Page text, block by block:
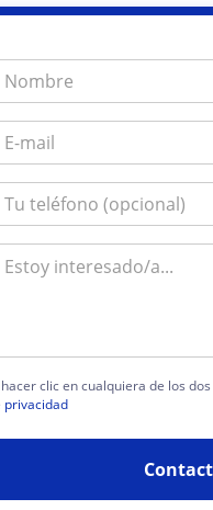
clic en cualquiera de los
privacidad